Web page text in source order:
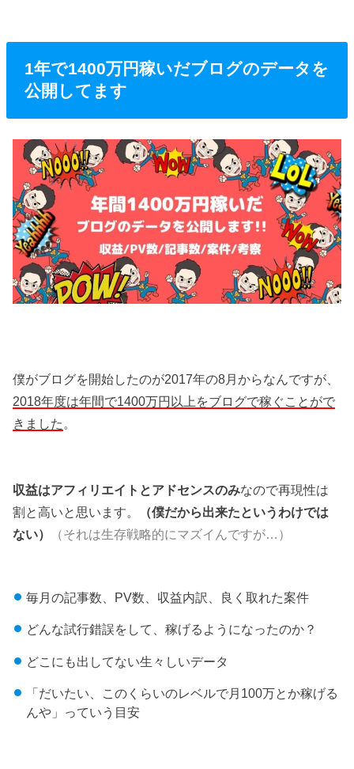
1年で1400万円稼いだブログのデータを
公開してます
僕がブログを開始したのが2017年の8月からなんですが、
2018年度は年間で1400万円以上をブログで稼ぐことがで
きました
収益はアフィリエイトとアドセンスのみなので再現性は
割と高いと思います。
（僕だから出来たというわけでは
ない）
（それは生存戦略的にマズイんですが…）
毎月の記事数、PV数、収益内訳、良く取れた案件
どんな試行錯誤をして、稼げるようになったのか？
どこにも出してない生々しいデータ
「だいたい、このくらいのレベルで月100万とか稼げる
んや」っていう目安